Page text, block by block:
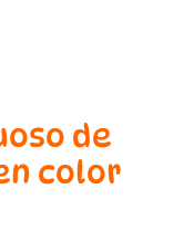
de
color